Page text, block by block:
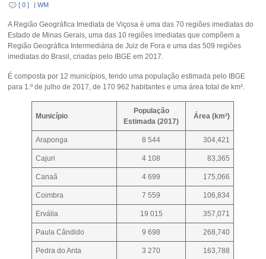
[ 0 ] |WM
A Região Geográfica Imediata de Viçosa é uma das 70 regiões imediatas do
Estado de Minas Gerais, uma das 10 regiões imediatas que compõem a
Região Geográfica Intermediária de Juiz de Fora e uma das 509 regiões
imediatas do Brasil, criadas pelo IBGE em 2017.
É composta por 12 municípios, tendo uma população estimada pelo IBGE
para 1.º de julho de 2017, de 170 962 habitantes e uma área total de km².
Município
População
Estimada (2017)
Área (km²)
Araponga 8 544 304,421
Cajuri 4 108 83,365
Canaã 4 699 175,066
Coimbra 7 559 106,834
Ervália 19 015 357,071
Paula Cândido 9 698 268,740
Pedra do Anta 3 270 163,788